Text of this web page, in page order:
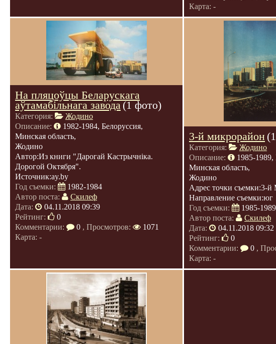
Карта: -
На пляцоўцы Беларускага
аўтамабільнага завода(1 фото)
Категория:
Жодино
Описание:
1982-1984, Белоруссия,
Минская область,
Жодино
Автор:Из книги "Дарогай Кастрычніка.
Дорогой Октября".
Источник:ay.by
Год съемки:
1982-1984
Автор поста:
Скилеф
Дата:
04.11.2018 09:39
Рейтинг:
0
Комментарии:
0 , Просмотров:
1071
Карта: -
3-й микрорайон
Категория:
Жодино
Описание:
1985-1989,
Минская область,
Жодино
Адрес точки съемки:3-
Направление съемки:юг
Год съемки:
1985-1989
Автор поста:
Скилеф
Дата:
04.11.2018 09:32
Рейтинг:
0
Комментарии:
0 ,
Карта: -